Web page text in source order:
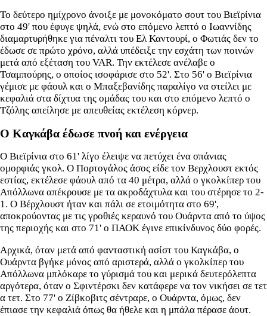
Το δεύτερο ημίχρονο άνοιξε με μονοκόματο σουτ του Βιεϊρίνια
στο 49' που έφυγε ψηλά, ενώ στο επόμενο λεπτό ο Ιωαννίδης
διαμαρτυρήθηκε για πέναλτι του Ελ Καντουρί, ο Φωτιάς δεν το
έδωσε σε πρώτο χρόνο, αλλά υπέδειξε την εσχάτη των ποινών
μετά από εξέταση του VAR. Την εκτέλεσε ανέλαβε ο
Τσαμπούρης, ο οποίος ισοφάρισε στο 52'. Στο 56' ο Βιεϊρίνια
γέμισε με φάουλ και ο Μπαξεβανίδης παραλίγο να στείλει με
κεφαλιά στα δίχτυα της ομάδας του και στο επόμενο λεπτό ο
Τζόλης απείλησε με απευθείας εκτέλεση κόρνερ.
Ο Καγκάβα έδωσε πνοή και ενέργεια
Ο Βιεϊρίνια στο 61' λίγο έλειψε να πετύχει ένα σπάνιας
ομορφιάς γκολ. Ο Πορτογάλος άσος είδε τον Βερχλουστ εκτός
εστίας, εκτέλεσε φάουλ από τα 40 μέτρα, αλλά ο γκολκίπερ του
Απόλλωνα απέκρουσε με τα ακροδάχτυλα και του στέρησε το 2-
1. Ο Βέρχλουστ ήταν και πάλι σε ετοιμότητα στο 69',
αποκρούοντας με τις γροθιές κεραυνό του Ουάρντα από το ύψος
της περιοχής και στο 71' ο ΠΑΟΚ έγινε επικίνδυνος δύο φορές.
Αρχικά, όταν μετά από φανταστική ασίστ του Καγκάβα, ο
Ουάρντα βγήκε μόνος από αριστερά, αλλά ο γκολκίπερ του
Απόλλωνα μπλόκαρε το γύρισμά του και μερικά δευτερόλεπτα
αργότερα, όταν ο Σφιντέρσκι δεν κατάφερε να τον νικήσει σε τετ
α τετ. Στο 77' ο Ζίβκοβιτς σέντραρε, ο Ουάρντα, όμως, δεν
έπιασε την κεφαλιά όπως θα ήθελε και η μπάλα πέρασε άουτ.